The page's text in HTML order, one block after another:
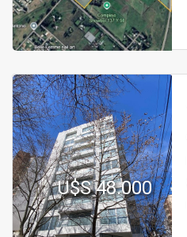
U$S 48.000